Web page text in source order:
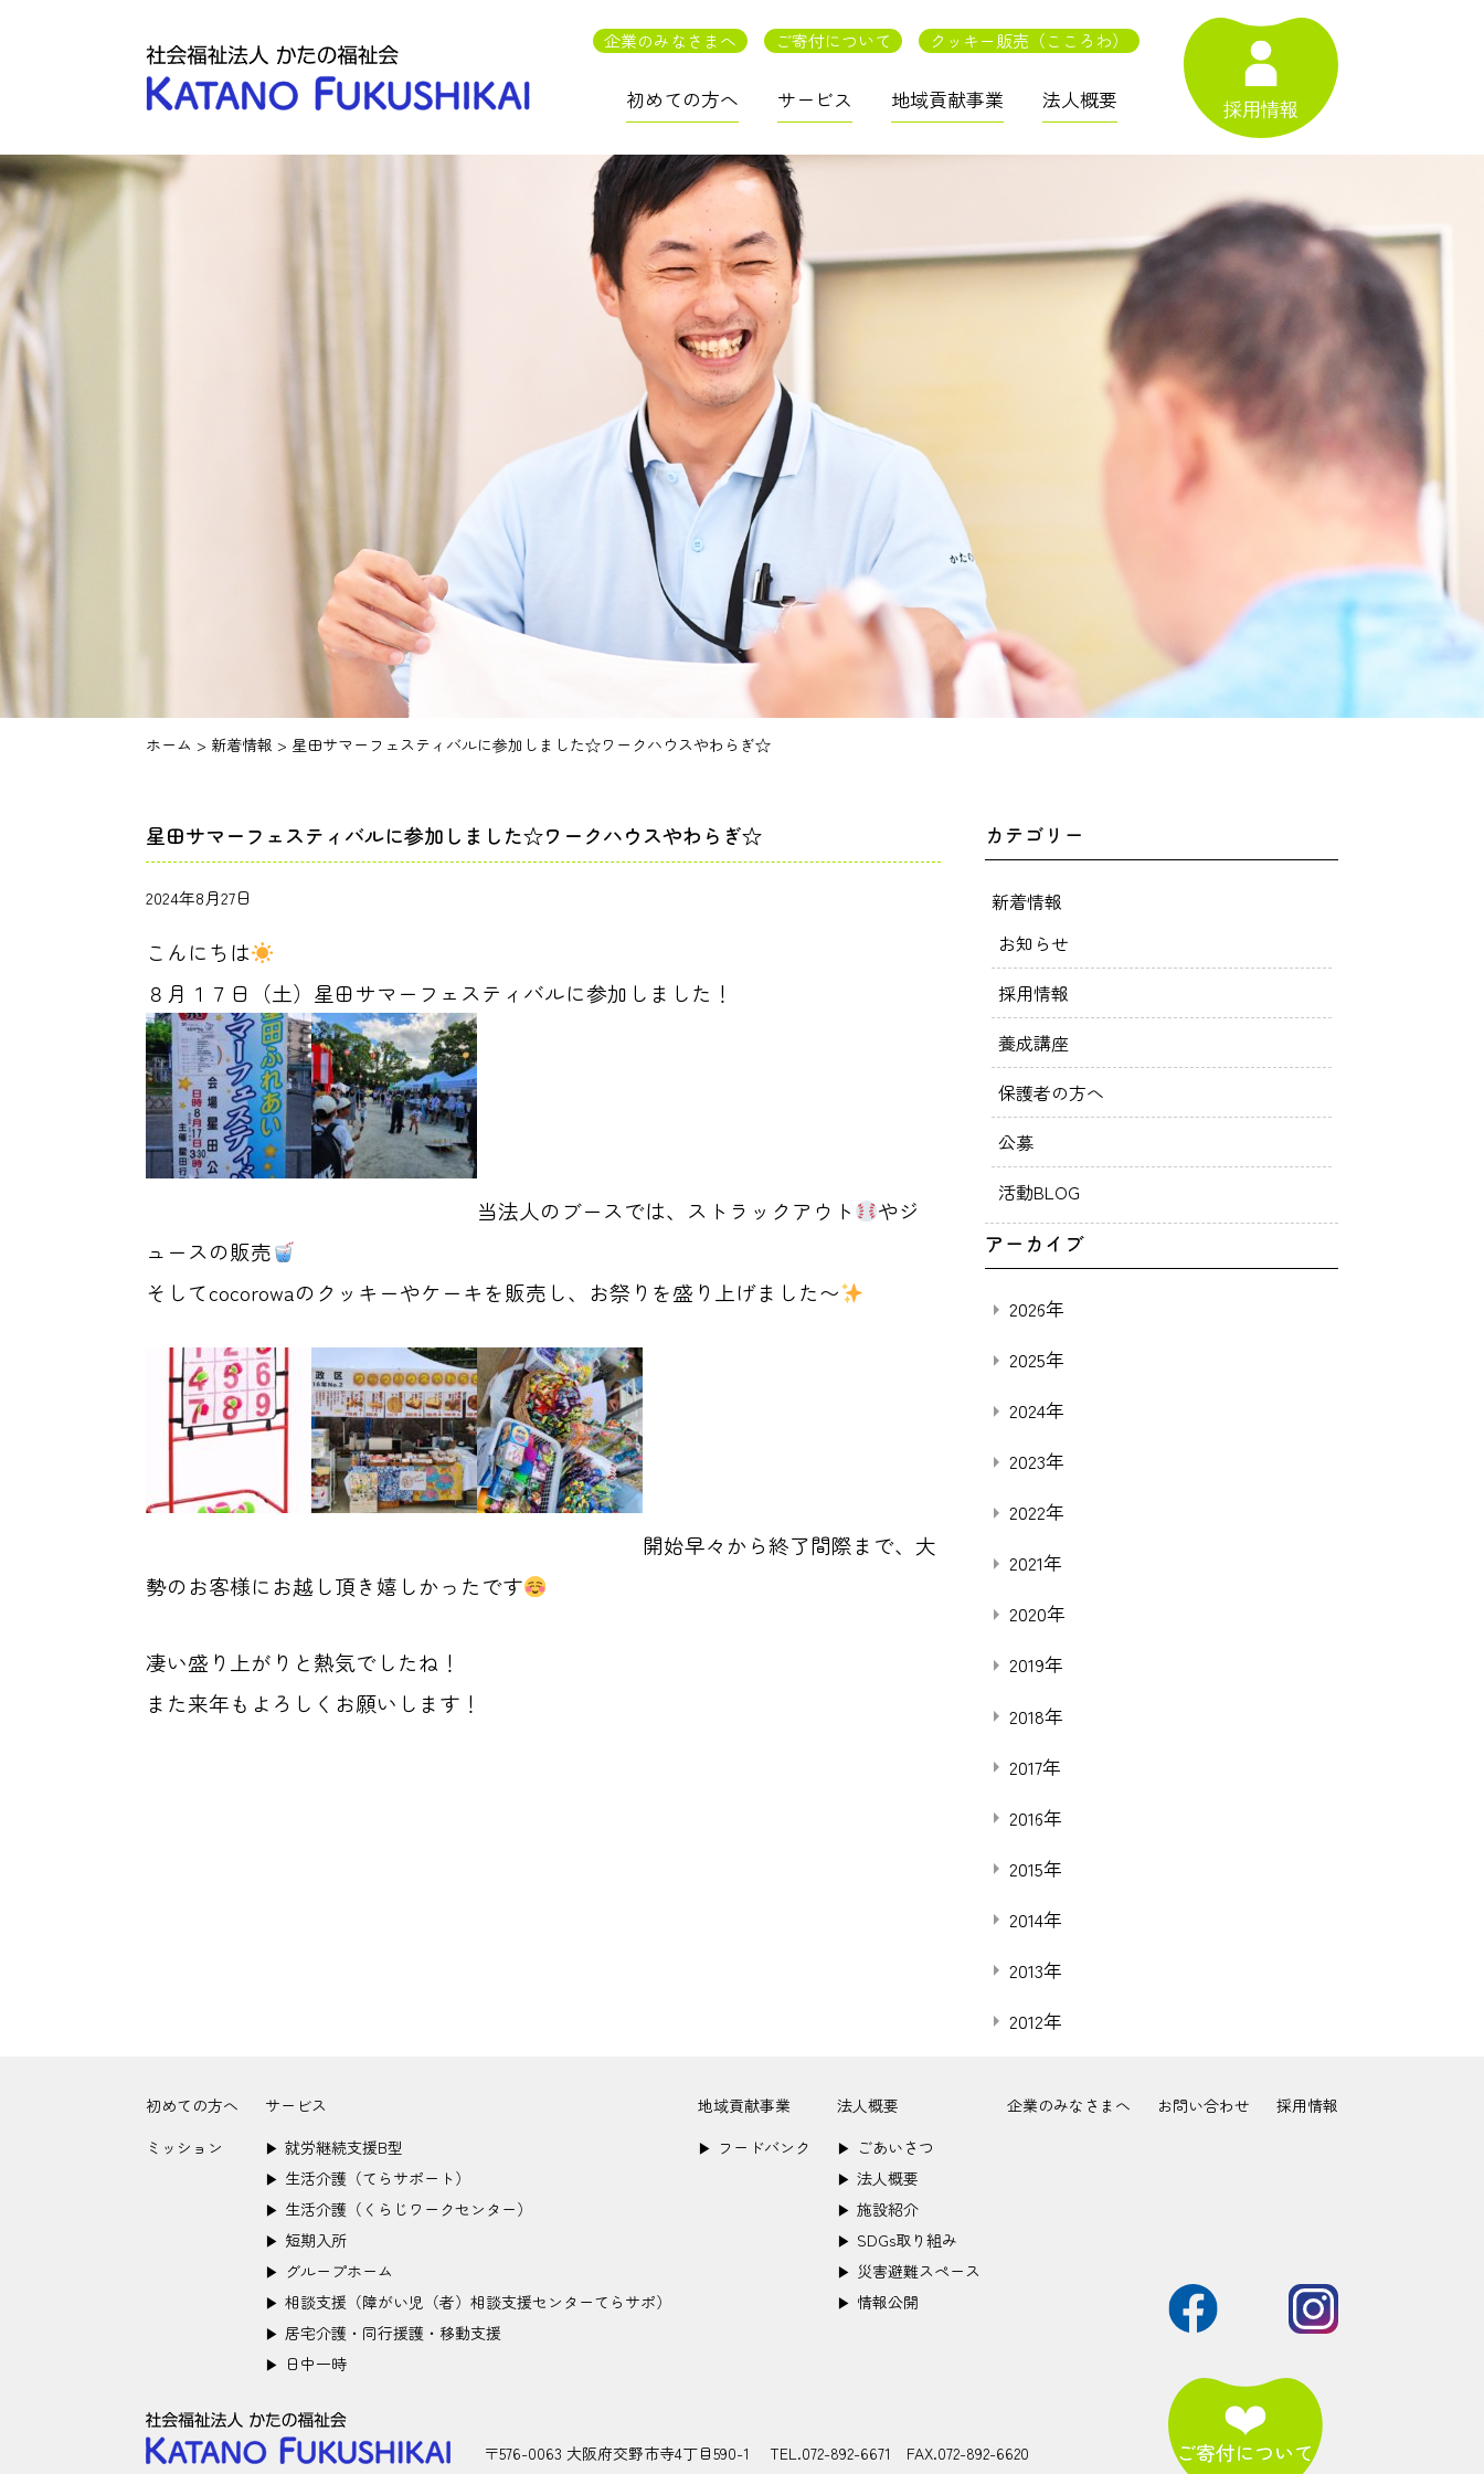
企業のみなさまへ ご寄付について クッキー販売（こころわ）
初めての方へ サービス 地域貢献事業 法人概要
ホーム > 新着情報 > 星田サマーフェスティバルに参加しました☆ワークハウスやわらぎ☆
星田サマーフェスティバルに参加しました☆ワークハウスやわらぎ☆
2024年8月27日
こんにちは
８月１７日（土）星田サマーフェスティバルに参加しました！
当法人のブースでは、ストラックアウト
やジ
ュースの販売
そしてcocorowaのクッキーやケーキを販売し、お祭りを盛り上げました〜
開始早々から終了間際まで、大
勢のお客様にお越し頂き嬉しかったです
凄い盛り上がりと熱気でしたね！
また来年もよろしくお願いします！
カテゴリー
新着情報
お知らせ
採用情報
養成講座
保護者の方へ
公募
活動BLOG
アーカイブ
2026年
2025年
2024年
2023年
2022年
2021年
2020年
2019年
2018年
2017年
2016年
2015年
2014年
2013年
2012年
初めての方へ
ミッション
サービス
▶︎ 就労継続支援B型
▶︎ 生活介護（てらサポート）
▶︎ 生活介護（くらじワークセンター）
▶︎ 短期入所
▶︎ グループホーム
▶︎ 相談支援（障がい児（者）相談支援センターてらサポ）
▶︎ 居宅介護・同行援護・移動支援
▶︎ 日中一時
地域貢献事業
▶︎ フードバンク
法人概要
▶︎ ごあいさつ
▶︎ 法人概要
▶︎ 施設紹介
▶︎ SDGs取り組み
▶︎ 災害避難スペース
▶︎ 情報公開
企業のみなさまへ お問い合わせ 採用情報
〒576-0063 大阪府交野市寺4丁目590-1 TEL.072-892-6671 FAX.072-892-6620